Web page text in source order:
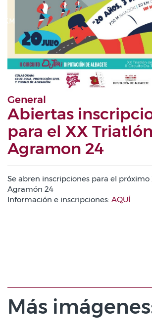
General
Abiertas
para el XX
Agramon 24
Se abren inscripciones para el próximo
Agramón 24
Información e inscripciones: AQUÍ
Más